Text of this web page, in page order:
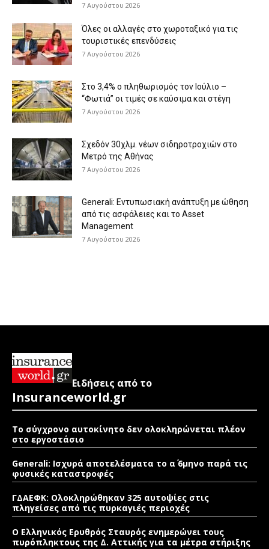
7 Αυγούστου 2026
Όλες οι αλλαγές στο χωροταξικό για τις
τουριστικές επενδύσεις
7 Αυγούστου 2026
Στο 3,4% ο πληθωρισμός τον Ιούλιο –
“Φωτιά” οι τιμές σε καύσιμα και στέγη
7 Αυγούστου 2026
Σχεδόν 30χλμ. νέων σιδηροτροχιών στο
Μετρό της Αθήνας
7 Αυγούστου 2026
Generali: Eντυπωσιακή ανάπτυξη με ώθηση
από τις ασφάλειες και το Asset
Management
7 Αυγούστου 2026
Ειδήσεις από το
Insuranceworld.gr
Το σύγχρονο αυτοκίνητο δεν ολοκληρώνεται πλέον
στο εργοστάσιο
Generali: Ισχυρά αποτελέσματα το α΄ 6μηνο παρά τις
φυσικές καταστροφές
ΓΔΑΕΦΚ: Ολοκληρώθηκαν 325 αυτοψίες στις
πληγείσες από τις πυρκαγιές περιοχές
Ο Ελληνικός Ερυθρός Σταυρός ενημερώνει τους
πυρόπληκτους της Δ. Αττικής για τα μέτρα στήριξης